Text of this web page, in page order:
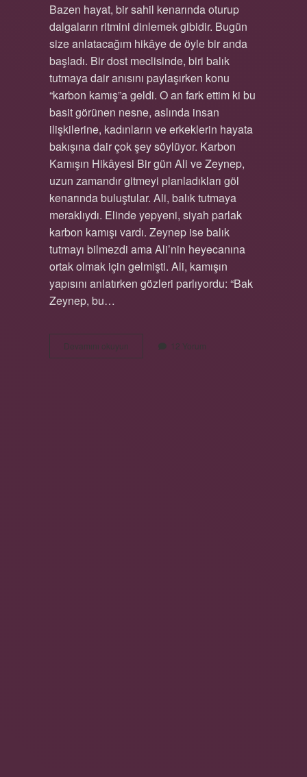
Bazen hayat, bir sahil kenarında oturup
dalgaların ritmini dinlemek gibidir. Bugün
size anlatacağım hikâye de öyle bir anda
başladı. Bir dost meclisinde, biri balık
tutmaya dair anısını paylaşırken konu
“karbon kamış”a geldi. O an fark ettim ki bu
basit görünen nesne, aslında insan
ilişkilerine, kadınların ve erkeklerin hayata
bakışına dair çok şey söylüyor. Karbon
Kamışın Hikâyesi Bir gün Ali ve Zeynep,
uzun zamandır gitmeyi planladıkları göl
kenarında buluştular. Ali, balık tutmaya
meraklıydı. Elinde yepyeni, siyah parlak
karbon kamışı vardı. Zeynep ise balık
tutmayı bilmezdi ama Ali’nin heyecanına
ortak olmak için gelmişti. Ali, kamışın
yapısını anlatırken gözleri parlıyordu: “Bak
Zeynep, bu…
Devamını okuyunKarbon
kamış
12 Yorum